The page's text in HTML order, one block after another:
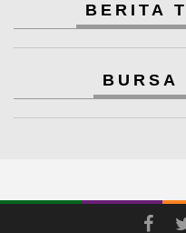
BERITA
BURSA